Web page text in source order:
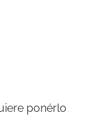
ponérlo